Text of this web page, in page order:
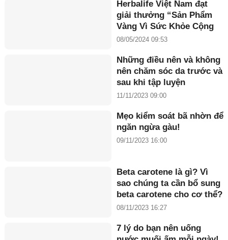
Herbalife Việt Nam đạt
giải thưởng “Sản Phẩm
Vàng Vì Sức Khỏe Cộng
Đồng năm 2024”
08/05/2024 09:53
Những điều nên và không
nên chăm sóc da trước và
sau khi tập luyện
11/11/2023 09:00
Mẹo kiểm soát bã nhờn để
ngăn ngừa gàu!
09/11/2023 16:00
Beta carotene là gì? Vì
sao chúng ta cần bổ sung
beta carotene cho cơ thể?
08/11/2023 16:27
7 lý do bạn nên uống